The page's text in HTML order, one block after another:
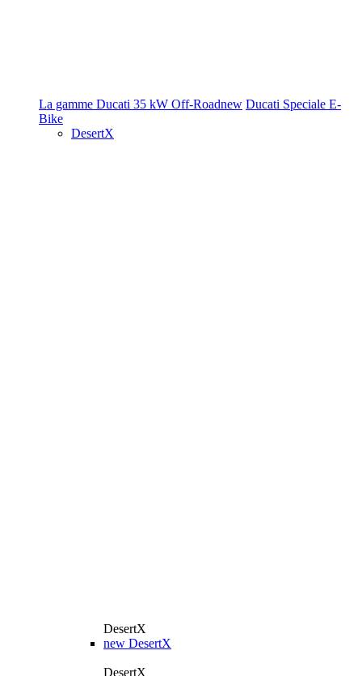
La gamme Ducati 35 kW Off-Roadnew Ducati Speciale E-
Bike
DesertX
DesertX
new DesertX
DesertX